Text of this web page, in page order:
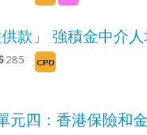
款」 強積金中介人
285
元四：香港保險和